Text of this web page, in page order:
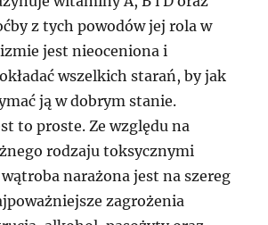
z tych powodów jej rola w
jest nieoceniona i
wszelkich starań, by jak
ją w dobrym stanie.
to proste. Ze względu na
rodzaju toksycznymi
narażona jest na szereg
zagrożenia